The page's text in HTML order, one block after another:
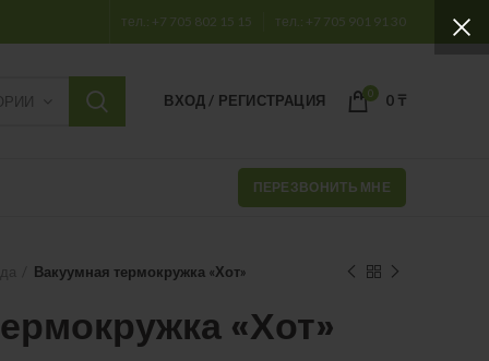
тел.: +7 705 802 15 15 тел.: +7 705 901 91 30
ВХОД / РЕГИСТРАЦИЯ 0 0 ₸
ПЕРЕЗВОНИТЬ МНЕ
Вакуумная термокружка «Хот»
«Хот»